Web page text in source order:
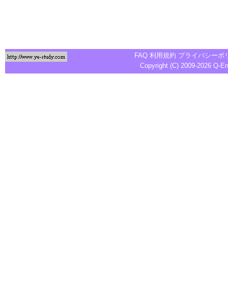
FAQ 利用規約 プライバシーポ
Copyright (C) 2009-2026 Q-